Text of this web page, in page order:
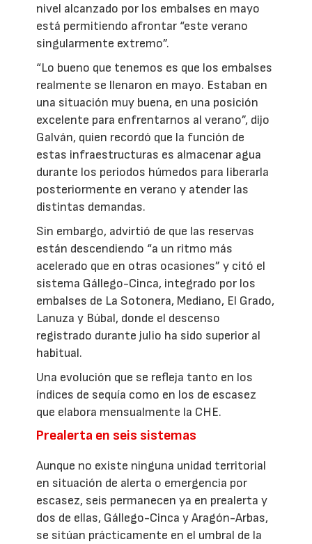
nivel alcanzado por los embalses en mayo
está permitiendo afrontar “este verano
singularmente extremo”.
“Lo bueno que tenemos es que los embalses
realmente se llenaron en mayo. Estaban en
una situación muy buena, en una posición
excelente para enfrentarnos al verano”, dijo
Galván, quien recordó que la función de
estas infraestructuras es almacenar agua
durante los periodos húmedos para liberarla
posteriormente en verano y atender las
distintas demandas.
Sin embargo, advirtió de que las reservas
están descendiendo “a un ritmo más
acelerado que en otras ocasiones” y citó el
sistema Gállego-Cinca, integrado por los
embalses de La Sotonera, Mediano, El Grado,
Lanuza y Búbal, donde el descenso
registrado durante julio ha sido superior al
habitual.
Una evolución que se refleja tanto en los
índices de sequía como en los de escasez
que elabora mensualmente la CHE.
Prealerta en seis sistemas
Aunque no existe ninguna unidad territorial
en situación de alerta o emergencia por
escasez, seis permanecen ya en prealerta y
dos de ellas, Gállego-Cinca y Aragón-Arbas,
se sitúan prácticamente en el umbral de la